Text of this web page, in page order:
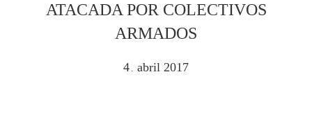
ATACADA POR COLECTIVOS
ARMADOS
4 . abril 2017